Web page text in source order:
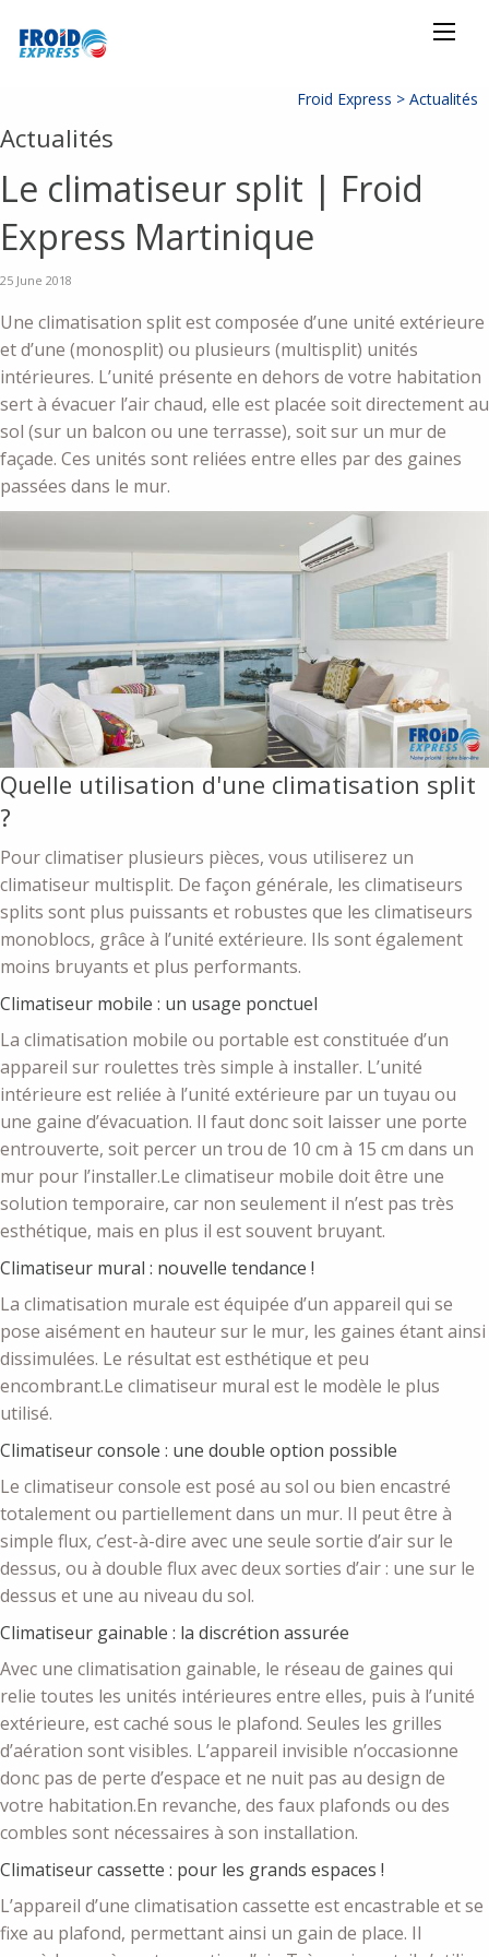
Froid Express > Actualités
Actualités
Le climatiseur split | Froid
Express Martinique
25 June 2018
Une climatisation split est composée d’une unité extérieure
et d’une (monosplit) ou plusieurs (multisplit) unités
intérieures. L’unité présente en dehors de votre habitation
sert à évacuer l’air chaud, elle est placée soit directement au
sol (sur un balcon ou une terrasse), soit sur un mur de
façade. Ces unités sont reliées entre elles par des gaines
passées dans le mur.
Quelle utilisation d'une climatisation split
?
Pour climatiser plusieurs pièces, vous utiliserez un
climatiseur multisplit. De façon générale, les climatiseurs
splits sont plus puissants et robustes que les climatiseurs
monoblocs, grâce à l’unité extérieure. Ils sont également
moins bruyants et plus performants.
Climatiseur mobile : un usage ponctuel
La climatisation mobile ou portable est constituée d’un
appareil sur roulettes très simple à installer. L’unité
intérieure est reliée à l’unité extérieure par un tuyau ou
une gaine d’évacuation. Il faut donc soit laisser une porte
entrouverte, soit percer un trou de 10 cm à 15 cm dans un
mur pour l’installer.Le climatiseur mobile doit être une
solution temporaire, car non seulement il n’est pas très
esthétique, mais en plus il est souvent bruyant.
Climatiseur mural : nouvelle tendance !
La climatisation murale est équipée d’un appareil qui se
pose aisément en hauteur sur le mur, les gaines étant ainsi
dissimulées. Le résultat est esthétique et peu
encombrant.Le climatiseur mural est le modèle le plus
utilisé.
Climatiseur console : une double option possible
Le climatiseur console est posé au sol ou bien encastré
totalement ou partiellement dans un mur. Il peut être à
simple flux, c’est-à-dire avec une seule sortie d’air sur le
dessus, ou à double flux avec deux sorties d’air : une sur le
dessus et une au niveau du sol.
Climatiseur gainable : la discrétion assurée
Avec une climatisation gainable, le réseau de gaines qui
relie toutes les unités intérieures entre elles, puis à l’unité
extérieure, est caché sous le plafond. Seules les grilles
d’aération sont visibles. L’appareil invisible n’occasionne
donc pas de perte d’espace et ne nuit pas au design de
votre habitation.En revanche, des faux plafonds ou des
combles sont nécessaires à son installation.
Climatiseur cassette : pour les grands espaces !
L’appareil d’une climatisation cassette est encastrable et se
fixe au plafond, permettant ainsi un gain de place. Il